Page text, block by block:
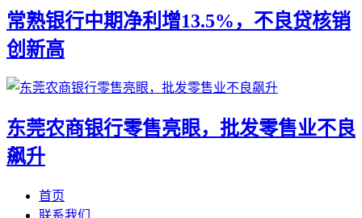
常熟银行中期净利增13.5%，不良贷核销
创新高
东莞农商银行零售亮眼，批发零售业不良
飙升
首页